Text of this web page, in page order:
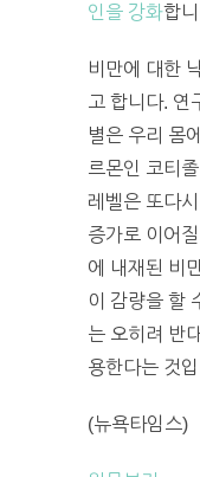
인을 강화합
비만에 대한
고 합니다. 연
별은 우리 몸
르몬인 코티
레벨은 또다
증가로 이어
에 내재된 비
이 감량을 할
는 오히려 반
용한다는 것
(뉴욕타임스)